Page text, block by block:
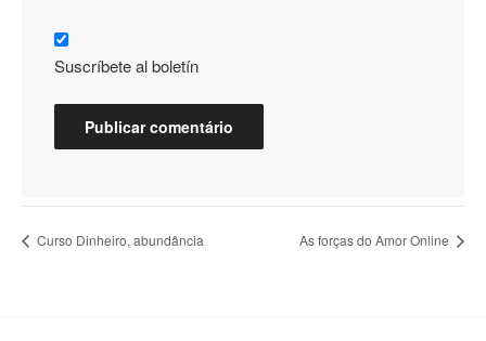
Suscríbete al boletín
Curso Dinheiro, abundância As forças do Amor Online